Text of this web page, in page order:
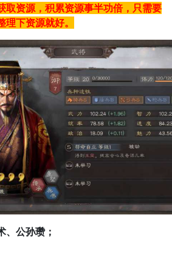
取资源，积累资源事半功倍，只需要
下资源就好。
、公孙瓒；